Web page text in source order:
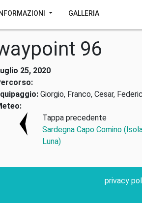
GALLERIA
96
25, 2020
Giorgio, Franco, Cesar,
Tappa precedente
Sardegna Capo Comino
Luna)
privacy